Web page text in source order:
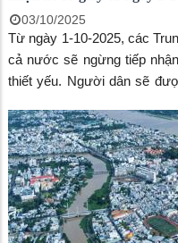
03/10/2025
Từ ngày 1-10-2025, các
cả nước sẽ ngừng tiếp
thiết yếu. Người dân sẽ